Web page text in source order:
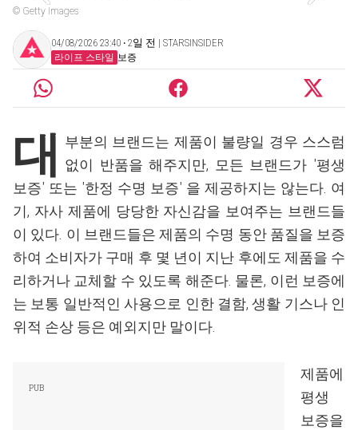
© Getty Images
04/08/2026 23:40 ‧ 2일 전 | STARSINSIDER
라이프 스타일 보증
대 부분의 브랜드는 제품이 불량일 경우 스스럼
없이 반품을 해주지만, 모든 브랜드가 '평생
보증' 또는 '한정 수명 보증' 을 제공하지는 않는다. 여
기, 자사 제품에 당당한 자신감을 보여주는 브랜드들
이 있다. 이 브랜드들은 제품의 수명 동안 품질을 보증
하여 소비자가 구매 후 몇 년이 지난 후에도 제품을 수
리하거나 교체할 수 있도록 해준다. 물론, 이런 보증에
는 보통 일반적인 사용으로 인한 결함, 생활 기스나 인
위적 손상 등은 예외지만 말이다.
제품에
평생
보증을